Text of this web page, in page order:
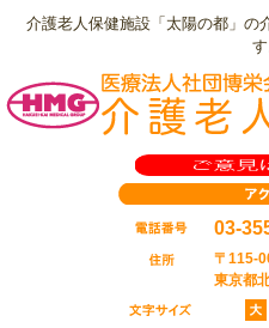
介護老人保健施設「太陽の都」の
す
03-
〒115-
東京都